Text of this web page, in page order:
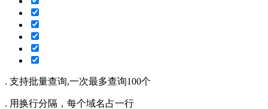
. 支持批量查询,一次最多查询100个
. 用换行分隔，每个域名占一行